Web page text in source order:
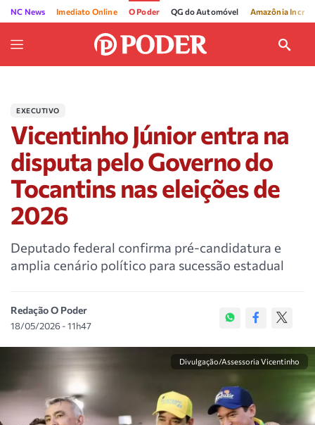
NC News Imediato Online O Poder QG do Automóvel Amazônia
EXECUTIVO
Vicentinho Júnior entra na
disputa pelo Governo do
Tocantins nas eleições de
2026
Deputado federal confirma pré-candidatura e
amplia cenário político para sucessão estadual
Redação O Poder
18/05/2026 - 11h47
Divulgação/Assessoria Vicentinho